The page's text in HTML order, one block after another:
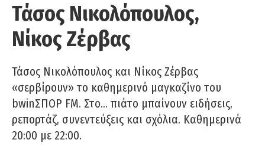
Τάσος Νικολόπουλος,
Νίκος Ζέρβας
Τάσος Νικολόπουλος και Νίκος Ζέρβας
«σερβίρουν» το καθημερινό μαγκαζίνο του
bwinΣΠΟΡ FM. Στο… πιάτο μπαίνουν ειδήσεις,
ρεπορτάζ, συνεντεύξεις και σχόλια. Καθημερινά
20:00 με 22:00.